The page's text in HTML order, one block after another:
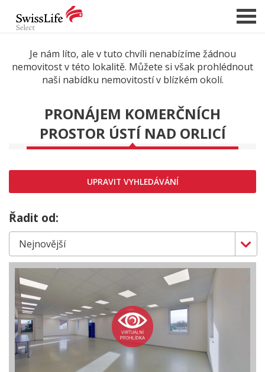
NABÍDKA NEMOVITOSTÍ
HLÍDAT NOVÉ NABÍDKY
CHCI OCENIT NEMOVITOST
REFERENCE
KARIÉRA
FINANCOVÁNÍ / HYPOTÉKA
KONTAKT
Je nám líto, ale v tuto chvíli nenabízíme žádnou
nemovitost v této lokalitě. Můžete si však prohlédnout
naši nabídku nemovitostí v blízkém okolí.
PRONÁJEM KOMERČNÍCH
PROSTOR ÚSTÍ NAD ORLICÍ
UPRAVIT VYHLEDÁVÁNÍ
Řadit od: